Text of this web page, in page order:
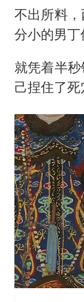
不出所料
分小的男丁
就凭着半
己捏住了死